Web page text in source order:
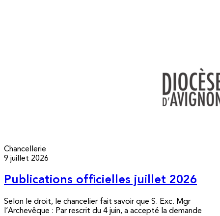
Chancellerie
9 juillet 2026
Publications officielles juillet 2026
Selon le droit, le chancelier fait savoir que S. Exc. Mgr
l’Archevêque : Par rescrit du 4 juin, a accepté la demande